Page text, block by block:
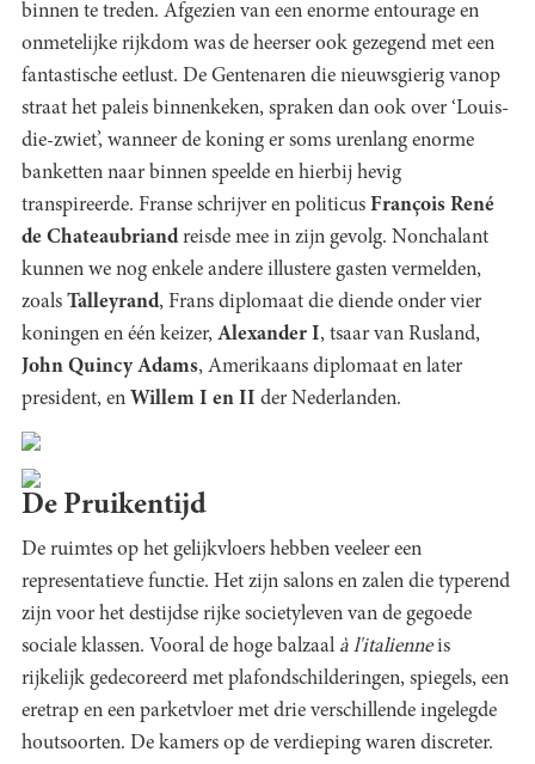
binnen te treden. Afgezien van een enorme entourage en
onmetelijke rijkdom was de heerser ook gezegend met een
fantastische eetlust. De Gentenaren die nieuwsgierig vanop
straat het paleis binnenkeken, spraken dan ook over ‘Louis-
die-zwiet’, wanneer de koning er soms urenlang enorme
banketten naar binnen speelde en hierbij hevig
transpireerde. Franse schrijver en politicus François René
de Chateaubriandreisde mee in zijn gevolg. Nonchalant
kunnen we nog enkele andere illustere gasten vermelden,
zoals Talleyrand, Frans diplomaat die diende onder vier
koningen en één keizer, Alexander I, tsaar van Rusland,
John Quincy Adams, Amerikaans diplomaat en later
president, en Willem I en II der Nederlanden.
De Pruikentijd
De ruimtes op het gelijkvloers hebben veeleer een
representatieve functie. Het zijn salons en zalen die typerend
zijn voor het destijdse rijke societyleven van de gegoede
sociale klassen. Vooral de hoge balzaal à l'italienneis
rijkelijk gedecoreerd met plafondschilderingen, spiegels, een
eretrap en een parketvloer met drie verschillende ingelegde
houtsoorten. De kamers op de verdieping waren discreter.